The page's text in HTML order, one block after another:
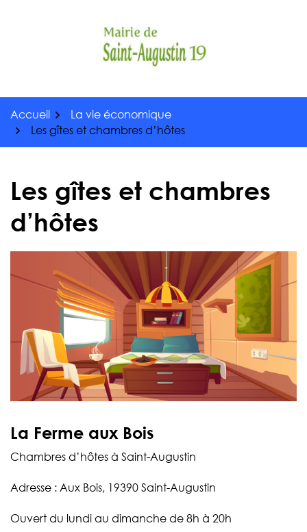
Accueil
La vie économique
Les gîtes et chambres d’hôtes
Les gîtes et chambres
d’hôtes
La Ferme aux Bois
Chambres d’hôtes à Saint-Augustin
Adresse : Aux Bois, 19390 Saint-Augustin
Ouvert du lundi au dimanche de 8h à 20h